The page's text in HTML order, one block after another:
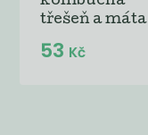
třešeň a máta
53 Kč